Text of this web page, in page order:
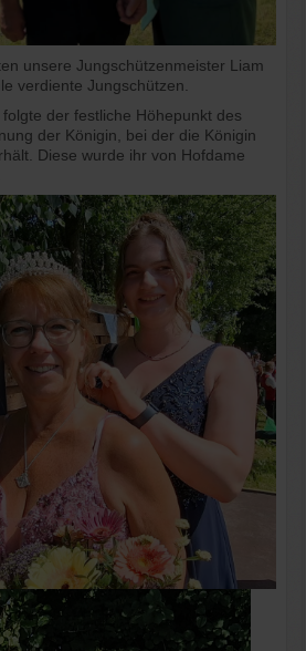
unsere Jungschützenmeister Liam
verdiente Jungschützen.
der festliche Höhepunkt des
der Königin, bei der die Königin
Diese wurde ihr von Hofdame